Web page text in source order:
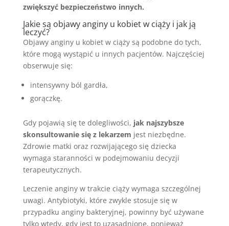
zwiększyć bezpieczeństwo innych.
Jakie są objawy anginy u kobiet w ciąży i jak ją
leczyć?
Objawy anginy u kobiet w ciąży są podobne do tych,
które mogą wystąpić u innych pacjentów. Najczęściej
obserwuje się:
intensywny ból gardła,
gorączkę.
Gdy pojawią się te dolegliwości, jak najszybsze
skonsultowanie się z lekarzem jest niezbędne.
Zdrowie matki oraz rozwijającego się dziecka
wymaga staranności w podejmowaniu decyzji
terapeutycznych.
Leczenie anginy w trakcie ciąży wymaga szczególnej
uwagi. Antybiotyki, które zwykle stosuje się w
przypadku anginy bakteryjnej, powinny być używane
tylko wtedy, gdy jest to uzasadnione, ponieważ